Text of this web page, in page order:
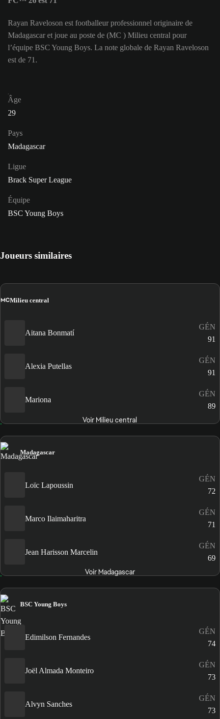
Rayan Raveloson est footballeur professionnel originaire de
Madagascar et joue au poste de (MC ) Milieu central pour
l’équipe BSC Young Boys. La note globale de Rayan Raveloson
est de 71.
Âge
29
Pays
Madagascar
Ligue
Brack Super League
Équipe
BSC Young Boys
Joueurs similaires
MCMilieu central
Aitana Bonmatí
GÉN
91
Alexia Putellas
GÉN
91
Mariona
GÉN
89
Voir Milieu central
Madagascar
Loïc Lapoussin
GÉN
72
Marco Ilaimaharitra
GÉN
71
Jean Harisson Marcelin
GÉN
69
Voir Madagascar
BSC Young Boys
Edimilson Fernandes
GÉN
74
Joël Almada Monteiro
GÉN
73
Alvyn Sanches
GÉN
73